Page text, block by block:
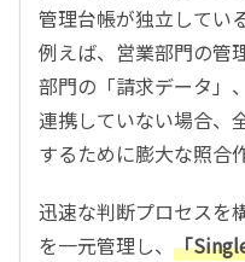
管理台帳が独立してい
例えば、営業部門の管
部門の「請求データ」
連携していない場合、
するために膨大な照合
迅速な判断プロセスを
を一元管理し、 「